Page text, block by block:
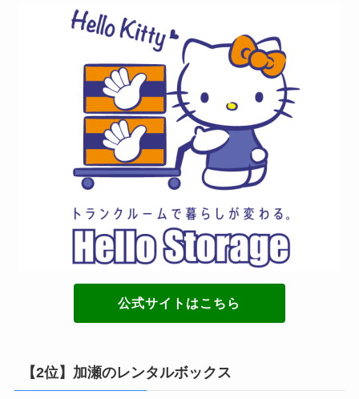
公式サイトはこちら
【2位】加瀬のレンタルボックス